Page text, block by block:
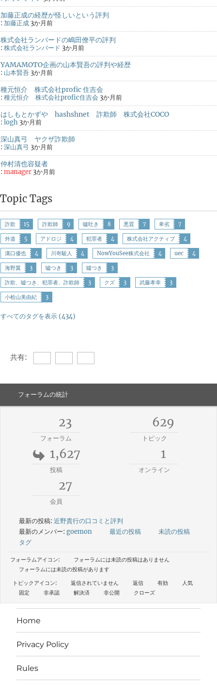
加藤正成の経歴が怪しいという評判
: 加藤正成 3か月前
株式会社ランバードの嶋田僚平の評判
: 株式会社ランバード 3か月前
YAMAMOTO企画の山本賢吾の評判や経歴
: 山本賢吾 3か月前
種元恒介 株式会社profic 住吉会
: 種元恒介 株式会社profic住吉会 3か月前
はしもとかずや hashshnet 詐欺師 株式会社COCO
: logh 3か月前
深山真弓 ヤクザ詐欺師
: 深山真弓 3か月前
仲村清也容疑者
: manager 3か月前
Topic Tags
詐欺 15 詐欺師 9 嘘吐き 8 悪質 7 卑劣 7
外道 5 アドロジ 4 犯罪者 4 株式会社アクティブ 4
溝口優也 4 川嵜駿人 4 NowYouSee株式会社 4 uec 4
海野翼 3 嘘つき 3 噓つき 3
詐欺、嘘つき、犯罪者、詐欺師 3 クズ 3 武藤孝幸 3
小桧山美由紀 3
すべてのタグを表示 (434)
共有:
フォーラムの統計
23
フォーラム
629
トピック
1,627
投稿
1
オンライン
27
会員
最新の投稿: 近野貴行の口コミと評判
最新のメンバー: goemon 最近の投稿
未読の投稿
タグ
フォーラムアイコン:
フォーラムには未読の投稿はありません
フォーラムには未読の投稿があります
トピックアイコン:
返信されていません 返信 有効
人気
固定
非承認 解決済 非公開 クローズ
Home
Privacy Policy
Rules